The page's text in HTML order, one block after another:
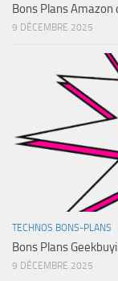
Bons Plans
9 DÉCEMBRE 2025
TECHNOS BONS-PLANS
Bons Plans
9 DÉCEMBRE 2025